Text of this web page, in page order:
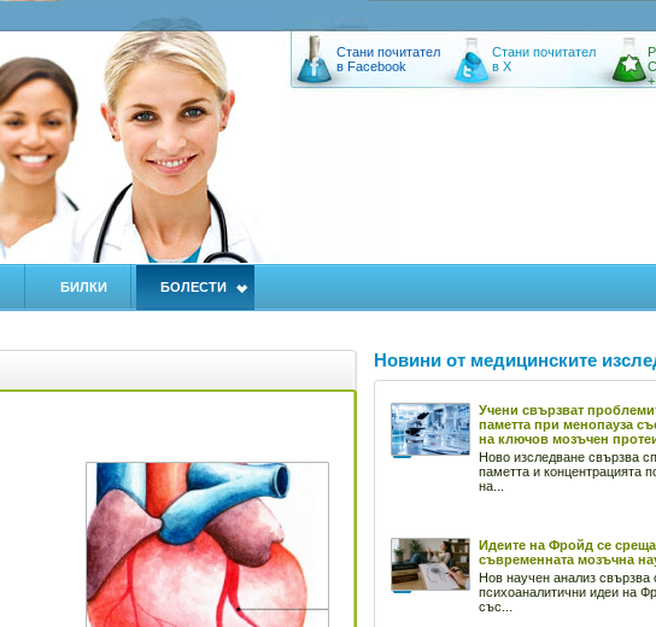
Стани почитател
в Facebook
Стани почитател
в X
БИЛКИ БОЛЕСТИ
Новини от медицинските
Учени свързват
паметта при менопауза
на ключов мозъчен
Ново изследване свързва
паметта и концентрацията
на...
Идеите на Фройд се
съвременната мозъчна
Нов научен анализ свързва
психоаналитични идеи на
със...